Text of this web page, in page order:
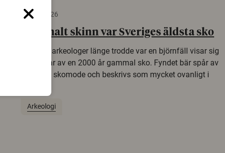
22 juni 2026
Gammalt skinn var Sveriges äldsta sko
Det som arkeologer länge trodde var en björnfäll visar sig
vara delar av en 2000 år gammal sko. Fyndet bär spår av
romerskt skomode och beskrivs som mycket ovanligt i
Arkeologi